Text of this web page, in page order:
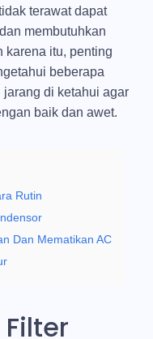
terawat dapat
membutuhkan
karena itu, penting
beberapa
di ketahui agar
baik dan awet.
Rutin
Dan Mematikan AC